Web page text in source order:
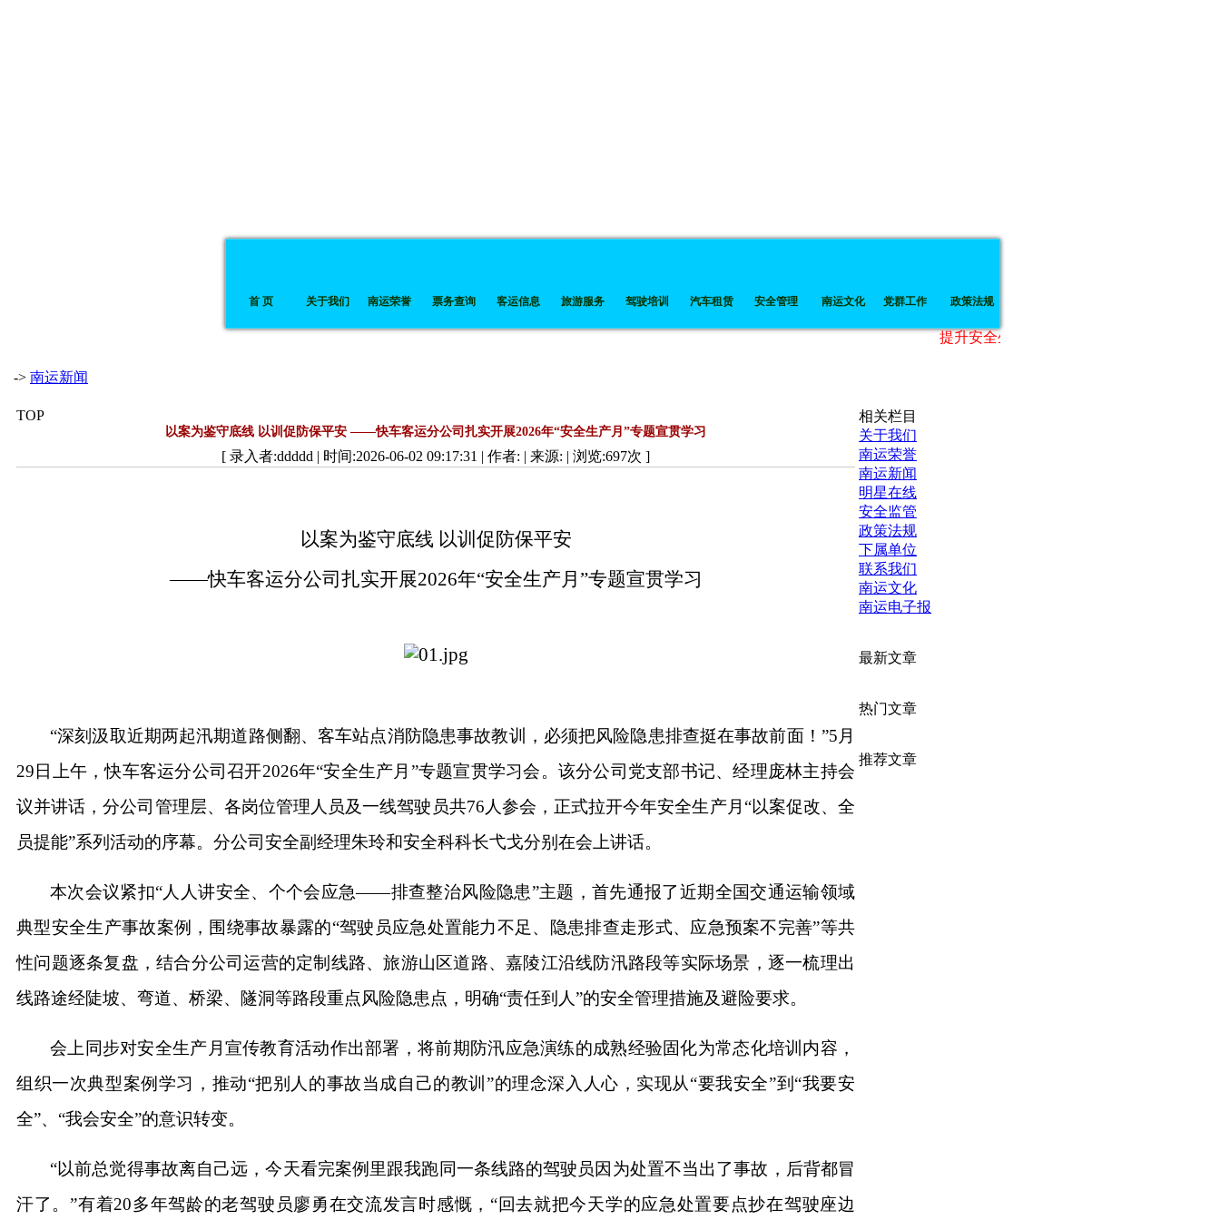
首 页 关于我们 南运荣誉 票务查询 客运信息 旅游服务 驾驶培训 汽车租赁 安全管理 南运文化 党群工作 政策法规
提升安全生产水平，建设和谐平安南运
-> 南运新闻
TOP
以案为鉴守底线 以训促防保平安 ——快车客运分公司扎实开展2026年“安全生产月”专题宣贯学习
[ 录入者:ddddd | 时间:2026-06-02 09:17:31 | 作者: | 来源: | 浏览:697次 ]
以案为鉴守底线 以训促防保平安
——快车客运分公司扎实开展2026年“安全生产月”专题宣贯学习
“深刻汲取近期两起汛期道路侧翻、客车站点消防隐患事故教训，必须把风险隐患排查挺在事故前面！”5月
29日上午，快车客运分公司召开2026年“安全生产月”专题宣贯学习会。该分公司党支部书记、经理庞林主持会
议并讲话，分公司管理层、各岗位管理人员及一线驾驶员共76人参会，正式拉开今年安全生产月“以案促改、全
员提能”系列活动的序幕。分公司安全副经理朱玲和安全科科长弋戈分别在会上讲话。
本次会议紧扣“人人讲安全、个个会应急——排查整治风险隐患”主题，首先通报了近期全国交通运输领域
典型安全生产事故案例，围绕事故暴露的“驾驶员应急处置能力不足、隐患排查走形式、应急预案不完善”等共
性问题逐条复盘，结合分公司运营的定制线路、旅游山区道路、嘉陵江沿线防汛路段等实际场景，逐一梳理出
线路途经陡坡、弯道、桥梁、隧洞等路段重点风险隐患点，明确“责任到人”的安全管理措施及避险要求。
会上同步对安全生产月宣传教育活动作出部署，将前期防汛应急演练的成熟经验固化为常态化培训内容，
组织一次典型案例学习，推动“把别人的事故当成自己的教训”的理念深入人心，实现从“要我安全”到“我要安
全”、“我会安全”的意识转变。
“以前总觉得事故离自己远，今天看完案例里跟我跑同一条线路的驾驶员因为处置不当出了事故，后背都冒
汗了。”有着20多年驾龄的老驾驶员廖勇在交流发言时感慨，“回去就把今天学的应急处置要点抄在驾驶座边
相关栏目
关于我们
南运荣誉
南运新闻
明星在线
安全监管
政策法规
下属单位
联系我们
南运文化
南运电子报
最新文章
热门文章
推荐文章